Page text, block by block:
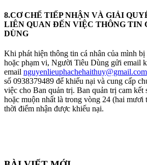
8.CƠ CHẾ TIẾP NHẬN VÀ GIẢI
LIÊN QUAN ĐẾN VIỆC THÔNG TIN
DÙNG
Khi phát hiện thông tin cá nhân của mình
hoặc phạm vi, Người Tiêu Dùng gửi email
email nguyenlieuphachehaithuy@gmail.com
số 0938379489 để khiếu nại và cung cấp
việc cho Ban quản trị. Ban quản trị cam kết
hoặc muộn nhất là trong vòng 24 (hai
thời điểm nhận được khiếu nại.